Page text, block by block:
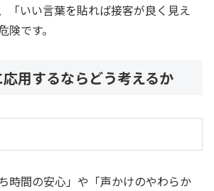
「いい言葉を貼れば接客が良く見え
険です。
用するならどう考えるか
時間の安心」や「声かけのやわらか